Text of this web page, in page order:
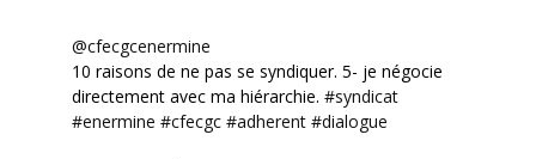
@cfecgcenermine
10 raisons de ne pas se syndiquer. 5- je négocie
directement avec ma hiérarchie. #syndicat
#enermine #cfecgc #adherent #dialogue